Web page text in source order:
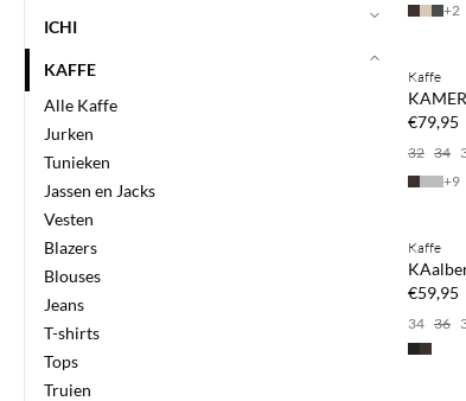
ICHI
KAFFE
Alle Kaffe
Jurken
Tunieken
Jassen en Jacks
Vesten
Blazers
Blouses
Jeans
T-shirts
Tops
Truien
+2
NEWS
Kaffe
€79,95
32 34
+9
NEWS
Kaffe
€59,95
34 36